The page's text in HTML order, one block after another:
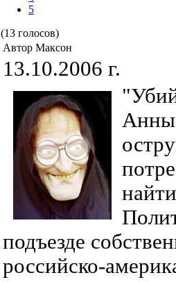
5
(13 голосов)
Автор Максон
13.10.2006 г.
Анны
подъезде
российско-